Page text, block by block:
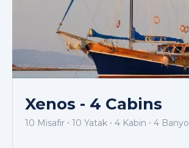
Xenos - 4 Cabins
10 Misafir 10 Yatak 4 Kabin 4 Banyo